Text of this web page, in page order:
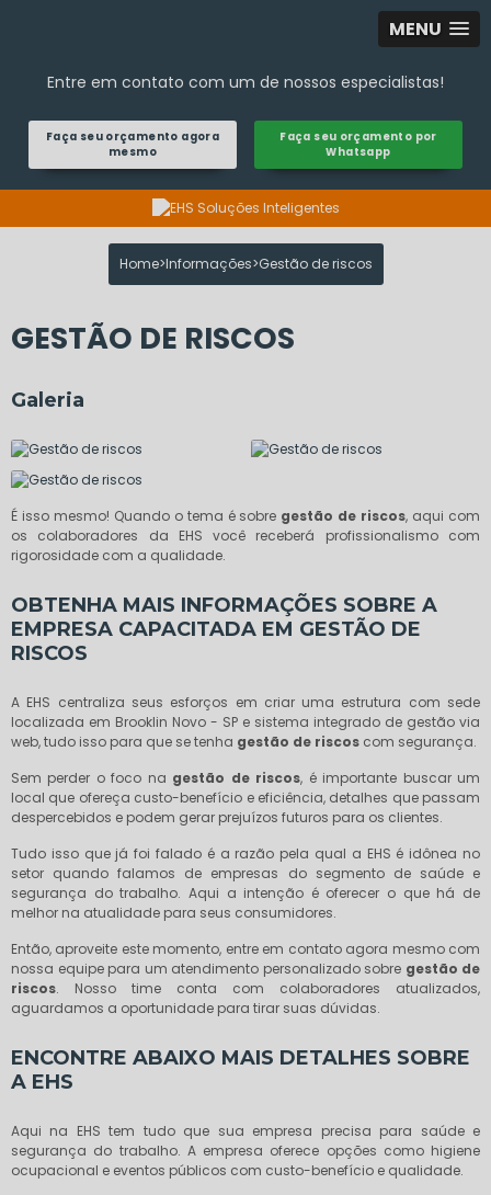
MENU
Entre em contato com um de nossos especialistas!
Faça seu orçamento agora
mesmo
Faça seu orçamento por
Whatsapp
Home Informações Gestão de riscos
GESTÃO DE RISCOS
Galeria
É isso mesmo! Quando o tema é sobre gestão de riscos, aqui com
os colaboradores da EHS você receberá profissionalismo com
rigorosidade com a qualidade.
OBTENHA MAIS INFORMAÇÕES SOBRE A
EMPRESA CAPACITADA EM GESTÃO DE
RISCOS
A EHS centraliza seus esforços em criar uma estrutura com sede
localizada em Brooklin Novo - SP e sistema integrado de gestão via
web, tudo isso para que se tenha gestão de riscos com segurança.
Sem perder o foco na gestão de riscos, é importante buscar um
local que ofereça custo-benefício e eficiência, detalhes que passam
despercebidos e podem gerar prejuízos futuros para os clientes.
Tudo isso que já foi falado é a razão pela qual a EHS é idônea no
setor quando falamos de empresas do segmento de saúde e
segurança do trabalho. Aqui a intenção é oferecer o que há de
melhor na atualidade para seus consumidores.
Então, aproveite este momento, entre em contato agora mesmo com
nossa equipe para um atendimento personalizado sobre gestão de
riscos. Nosso time conta com colaboradores atualizados,
aguardamos a oportunidade para tirar suas dúvidas.
ENCONTRE ABAIXO MAIS DETALHES SOBRE
A EHS
Aqui na EHS tem tudo que sua empresa precisa para saúde e
segurança do trabalho. A empresa oferece opções como higiene
ocupacional e eventos públicos com custo-benefício e qualidade.